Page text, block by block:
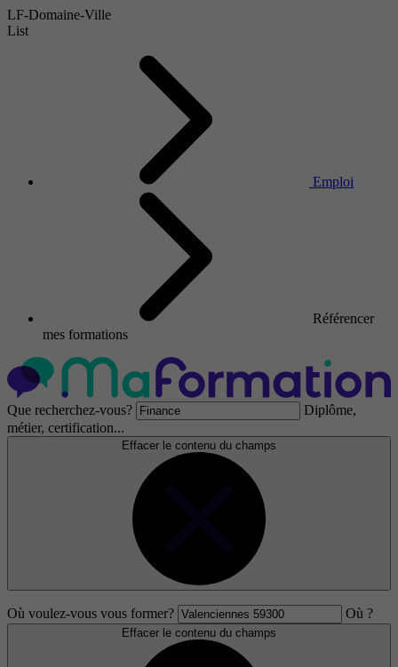
LF-Domaine-Ville
List
Emploi
Référencer
mes formations
Que recherchez-vous?
Diplôme,
métier, certification...
Effacer le contenu du champs
Où voulez-vous vous former? Où ?
Effacer le contenu du champs